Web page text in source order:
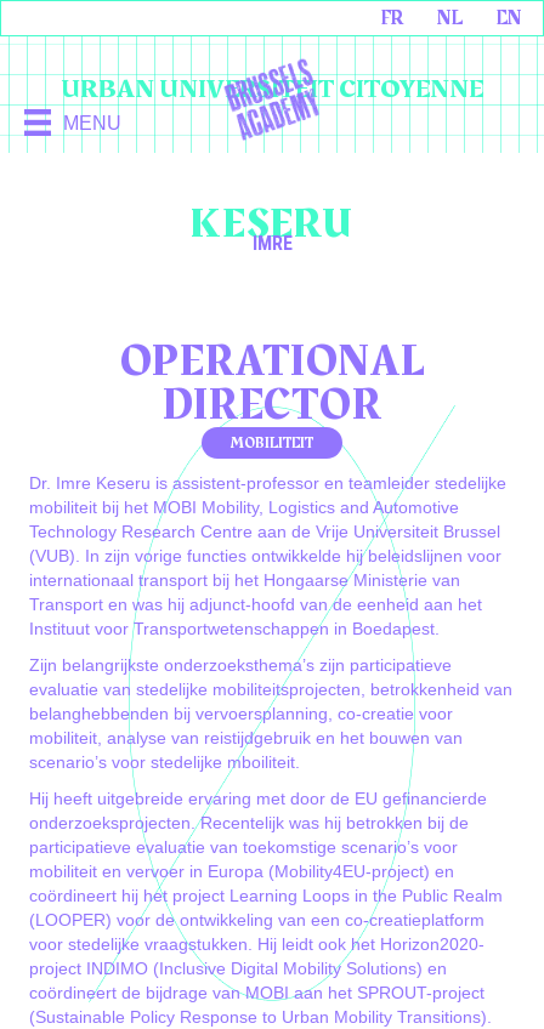
FR NL EN
URBAN UNIVERSITEIT CITOYENNE
MENU
KESERU
IMRE
OPERATIONAL
DIRECTOR
MOBILITEIT
Dr. Imre Keseru is assistent-professor en teamleider stedelijke
mobiliteit bij het MOBI Mobility, Logistics and Automotive
Technology Research Centre aan de Vrije Universiteit Brussel
(VUB). In zijn vorige functies ontwikkelde hij beleidslijnen voor
internationaal transport bij het Hongaarse Ministerie van
Transport en was hij adjunct-hoofd van de eenheid aan het
Instituut voor Transportwetenschappen in Boedapest.
Zijn belangrijkste onderzoeksthema’s zijn participatieve
evaluatie van stedelijke mobiliteitsprojecten, betrokkenheid van
belanghebbenden bij vervoersplanning, co-creatie voor
mobiliteit, analyse van reistijdgebruik en het bouwen van
scenario’s voor stedelijke mboiliteit.
Hij heeft uitgebreide ervaring met door de EU gefinancierde
onderzoeksprojecten. Recentelijk was hij betrokken bij de
participatieve evaluatie van toekomstige scenario’s voor
mobiliteit en vervoer in Europa (Mobility4EU-project) en
coördineert hij het project Learning Loops in the Public Realm
(LOOPER) voor de ontwikkeling van een co-creatieplatform
voor stedelijke vraagstukken. Hij leidt ook het Horizon2020-
project INDIMO (Inclusive Digital Mobility Solutions) en
coördineert de bijdrage van MOBI aan het SPROUT-project
(Sustainable Policy Response to Urban Mobility Transitions).